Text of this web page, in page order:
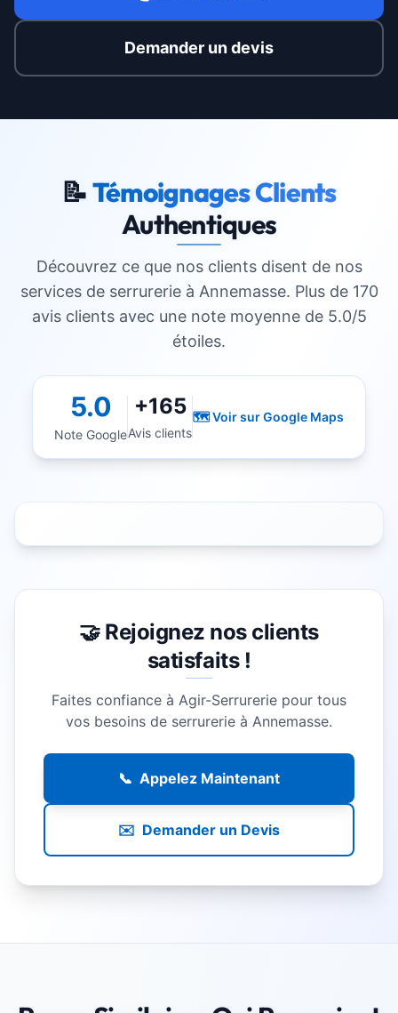
Demander un devis
📝Témoignages Clients
Authentiques
Découvrez ce que nos clients disent de nos
services de serrurerie à Annemasse. Plus de 170
avis clients avec une note moyenne de 5.0/5
étoiles.
5.0
Note Google
+165
Avis clients
🗺️ Voir sur Google Maps
🤝 Rejoignez nos clients
satisfaits !
Faites confiance à Agir-Serrurerie pour tous
vos besoins de serrurerie à Annemasse.
📞 Appelez Maintenant
✉️ Demander un Devis